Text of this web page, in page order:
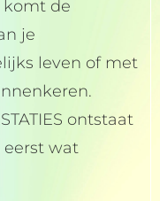
komt de
je
leven of met
ontstaat
eerst wat